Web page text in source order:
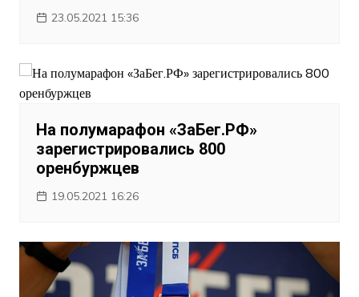
23.05.2021 15:36
На полумарафон «ЗаБег.РФ»
зарегистрировались 800
оренбуржцев
19.05.2021 16:26